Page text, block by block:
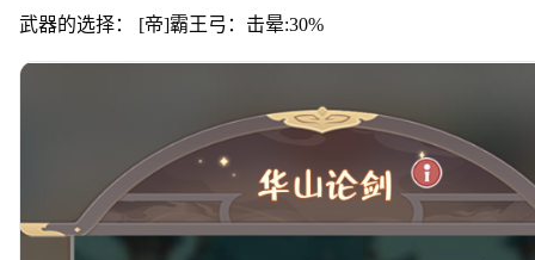
武器的选择： [帝]霸王弓：击晕:30%